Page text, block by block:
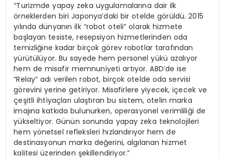
“Turizmde yapay zeka uygulamalarına dair ilk
örneklerden biri Japonya’daki bir otelde görüldü. 2015
yılında dünyanın ilk “robot oteli” olarak hizmete
başlayan tesiste, resepsiyon hizmetlerinden oda
temizliğine kadar birçok görev robotlar tarafından
yürütülüyor. Bu sayede hem personel yükü azalıyor
hem de misafir memnuniyeti artıyor. ABD’de ise
“Relay” adı verilen robot, birçok otelde oda servisi
görevini yerine getiriyor. Misafirlere yiyecek, içecek ve
çeşitli ihtiyaçları ulaştıran bu sistem, otelin marka
imajına katkıda bulunurken, operasyonel verimliliği de
yükseltiyor. Günün sonunda yapay zeka teknolojileri
hem yönetsel refleksleri hızlandırıyor hem de
destinasyonun marka değerini, algılanan hizmet
kalitesi üzerinden şekillendiriyor.”